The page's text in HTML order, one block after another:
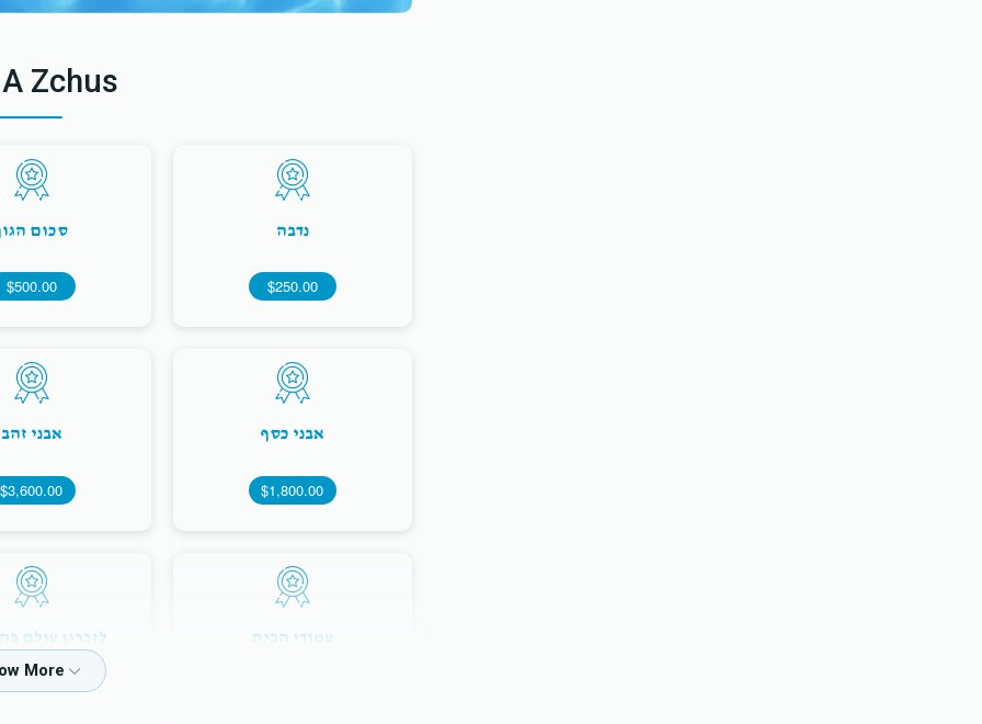
Zchus
נדבה
$250.00
סכום
$500.00
אבני כסף
$1,800.00
אבני זהב
$3,600.00
עמודי הבית לזכרון עולם